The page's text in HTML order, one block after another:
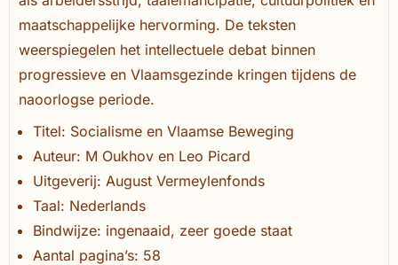
maatschappelijke hervorming. De teksten
weerspiegelen het intellectuele debat binnen
progressieve en Vlaamsgezinde kringen tijdens de
naoorlogse periode.
Titel: Socialisme en Vlaamse Beweging
Auteur: M Oukhov en Leo Picard
Uitgeverij: August Vermeylenfonds
Taal: Nederlands
Bindwijze: ingenaaid, zeer goede staat
Aantal pagina’s: 58